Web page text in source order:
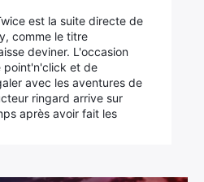
est la suite directe de
comme le titre
deviner. L'occasion
point'n'click et de
avec les aventures de
ringard arrive sur
après avoir fait les